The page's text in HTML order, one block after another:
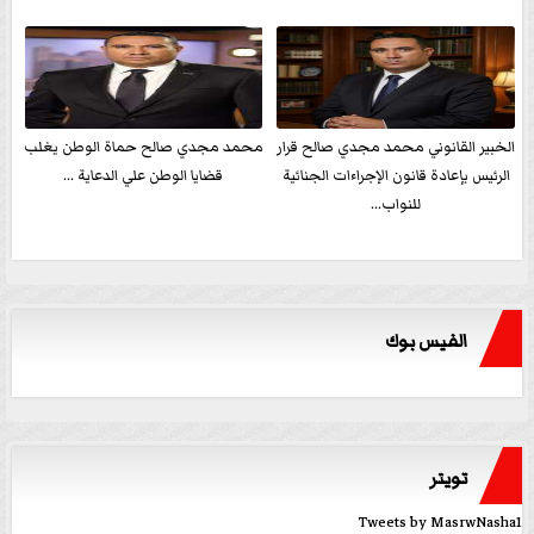
الخبير القانوني محمد مجدي صالح قرار
الرئيس بإعادة قانون الإجراءات الجنائية
للنواب...
محمد مجدي صالح حماة الوطن يغلب
قضايا الوطن علي الدعاية ...
الفيس بوك
تويتر
Tweets by MasrwNasha1